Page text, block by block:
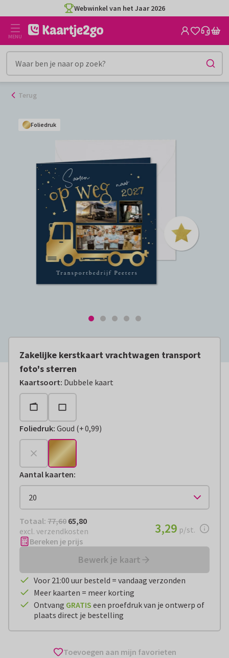
naar
inhoud
Webwinkel van het Jaar 2026
MENU
Terug
Foliedruk
Foliedruk
Foliedruk
Foliedruk
Foliedruk
Zakelijke kerstkaart vrachtwagen transport
foto's sterren
Kaartsoort: Dubbele kaart
Foliedruk: Goud (
+€ 0,99
+0,99)
Aantal kaarten:
Totaal: € 65,80
Totaal: 77,60 65,80
excl. verzendkosten
€ 3,29per stuk
3,29 p/st.
Bereken je prijs
Bewerk je kaart
Voor 21:00 uur besteld = vandaag verzonden
Meer kaarten = meer korting
Ontvang GRATIS een proefdruk van je ontwerp of
plaats direct je bestelling
Toevoegen aan mijn favorieten